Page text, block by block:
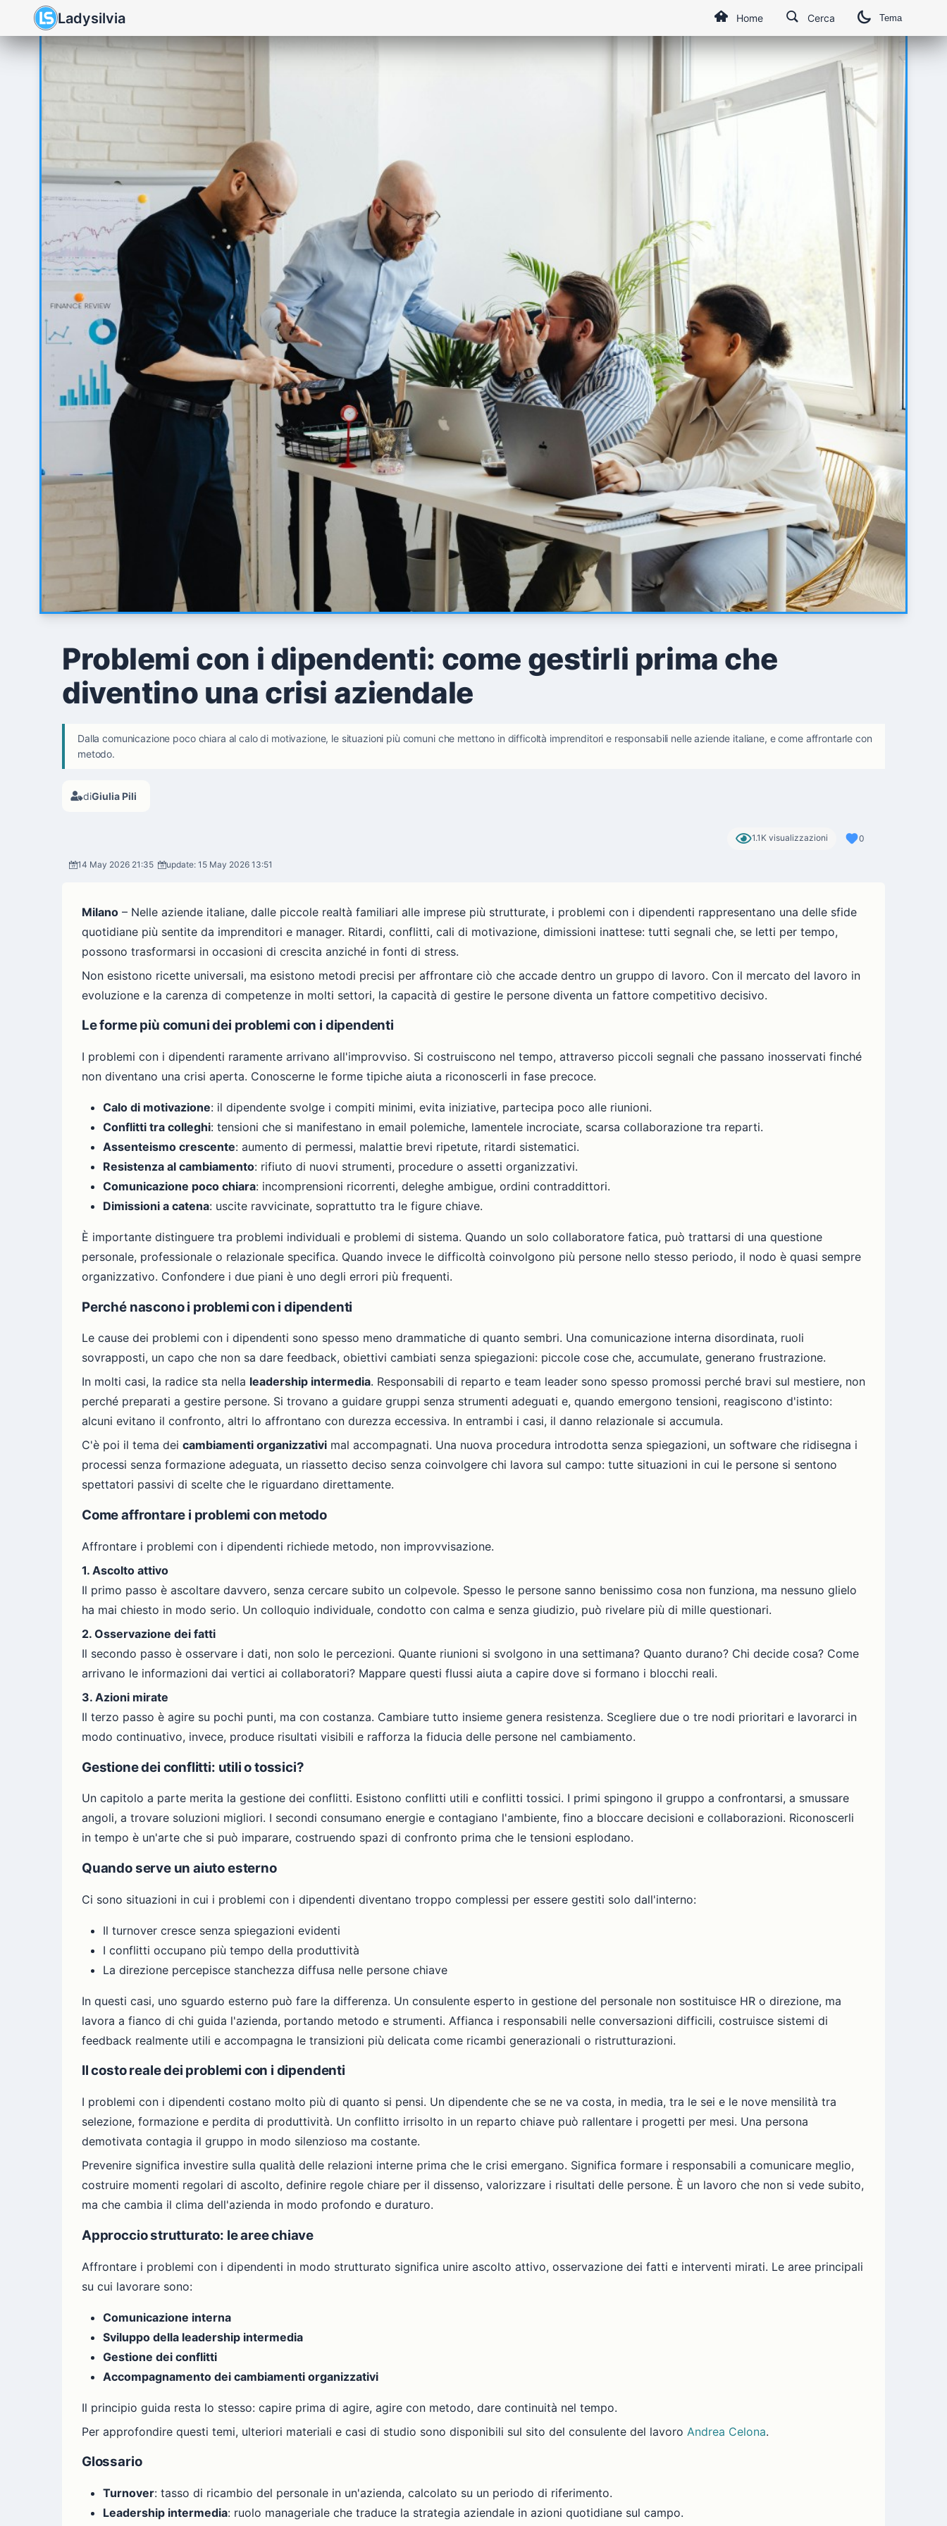
Ladysilvia Home Cerca Tema
Problemi con i dipendenti: come gestirli prima che
diventino una crisi aziendale
Dalla comunicazione poco chiara al calo di motivazione, le situazioni più comuni che mettono in difficoltà imprenditori e responsabili nelle aziende italiane, e come affrontarle con
metodo.
diGiulia Pili
1.1K visualizzazioni 0
14 May 2026 21:35 update: 15 May 2026 13:51
Milano – Nelle aziende italiane, dalle piccole realtà familiari alle imprese più strutturate, i problemi con i dipendenti rappresentano una delle sfide
quotidiane più sentite da imprenditori e manager. Ritardi, conflitti, cali di motivazione, dimissioni inattese: tutti segnali che, se letti per tempo,
possono trasformarsi in occasioni di crescita anziché in fonti di stress.
Non esistono ricette universali, ma esistono metodi precisi per affrontare ciò che accade dentro un gruppo di lavoro. Con il mercato del lavoro in
evoluzione e la carenza di competenze in molti settori, la capacità di gestire le persone diventa un fattore competitivo decisivo.
Le forme più comuni dei problemi con i dipendenti
I problemi con i dipendenti raramente arrivano all'improvviso. Si costruiscono nel tempo, attraverso piccoli segnali che passano inosservati finché
non diventano una crisi aperta. Conoscerne le forme tipiche aiuta a riconoscerli in fase precoce.
Calo di motivazione: il dipendente svolge i compiti minimi, evita iniziative, partecipa poco alle riunioni.
Conflitti tra colleghi: tensioni che si manifestano in email polemiche, lamentele incrociate, scarsa collaborazione tra reparti.
Assenteismo crescente: aumento di permessi, malattie brevi ripetute, ritardi sistematici.
Resistenza al cambiamento: rifiuto di nuovi strumenti, procedure o assetti organizzativi.
Comunicazione poco chiara: incomprensioni ricorrenti, deleghe ambigue, ordini contraddittori.
Dimissioni a catena: uscite ravvicinate, soprattutto tra le figure chiave.
È importante distinguere tra problemi individuali e problemi di sistema. Quando un solo collaboratore fatica, può trattarsi di una questione
personale, professionale o relazionale specifica. Quando invece le difficoltà coinvolgono più persone nello stesso periodo, il nodo è quasi sempre
organizzativo. Confondere i due piani è uno degli errori più frequenti.
Perché nascono i problemi con i dipendenti
Le cause dei problemi con i dipendenti sono spesso meno drammatiche di quanto sembri. Una comunicazione interna disordinata, ruoli
sovrapposti, un capo che non sa dare feedback, obiettivi cambiati senza spiegazioni: piccole cose che, accumulate, generano frustrazione.
In molti casi, la radice sta nella leadership intermedia. Responsabili di reparto e team leader sono spesso promossi perché bravi sul mestiere, non
perché preparati a gestire persone. Si trovano a guidare gruppi senza strumenti adeguati e, quando emergono tensioni, reagiscono d'istinto:
alcuni evitano il confronto, altri lo affrontano con durezza eccessiva. In entrambi i casi, il danno relazionale si accumula.
C'è poi il tema dei cambiamenti organizzativi mal accompagnati. Una nuova procedura introdotta senza spiegazioni, un software che ridisegna i
processi senza formazione adeguata, un riassetto deciso senza coinvolgere chi lavora sul campo: tutte situazioni in cui le persone si sentono
spettatori passivi di scelte che le riguardano direttamente.
Come affrontare i problemi con metodo
Affrontare i problemi con i dipendenti richiede metodo, non improvvisazione.
1. Ascolto attivo
Il primo passo è ascoltare davvero, senza cercare subito un colpevole. Spesso le persone sanno benissimo cosa non funziona, ma nessuno glielo
ha mai chiesto in modo serio. Un colloquio individuale, condotto con calma e senza giudizio, può rivelare più di mille questionari.
2. Osservazione dei fatti
Il secondo passo è osservare i dati, non solo le percezioni. Quante riunioni si svolgono in una settimana? Quanto durano? Chi decide cosa? Come
arrivano le informazioni dai vertici ai collaboratori? Mappare questi flussi aiuta a capire dove si formano i blocchi reali.
3. Azioni mirate
Il terzo passo è agire su pochi punti, ma con costanza. Cambiare tutto insieme genera resistenza. Scegliere due o tre nodi prioritari e lavorarci in
modo continuativo, invece, produce risultati visibili e rafforza la fiducia delle persone nel cambiamento.
Gestione dei conflitti: utili o tossici?
Un capitolo a parte merita la gestione dei conflitti. Esistono conflitti utili e conflitti tossici. I primi spingono il gruppo a confrontarsi, a smussare
angoli, a trovare soluzioni migliori. I secondi consumano energie e contagiano l'ambiente, fino a bloccare decisioni e collaborazioni. Riconoscerli
in tempo è un'arte che si può imparare, costruendo spazi di confronto prima che le tensioni esplodano.
Quando serve un aiuto esterno
Ci sono situazioni in cui i problemi con i dipendenti diventano troppo complessi per essere gestiti solo dall'interno:
Il turnover cresce senza spiegazioni evidenti
I conflitti occupano più tempo della produttività
La direzione percepisce stanchezza diffusa nelle persone chiave
In questi casi, uno sguardo esterno può fare la differenza. Un consulente esperto in gestione del personale non sostituisce HR o direzione, ma
lavora a fianco di chi guida l'azienda, portando metodo e strumenti. Affianca i responsabili nelle conversazioni difficili, costruisce sistemi di
feedback realmente utili e accompagna le transizioni più delicata come ricambi generazionali o ristrutturazioni.
Il costo reale dei problemi con i dipendenti
I problemi con i dipendenti costano molto più di quanto si pensi. Un dipendente che se ne va costa, in media, tra le sei e le nove mensilità tra
selezione, formazione e perdita di produttività. Un conflitto irrisolto in un reparto chiave può rallentare i progetti per mesi. Una persona
demotivata contagia il gruppo in modo silenzioso ma costante.
Prevenire significa investire sulla qualità delle relazioni interne prima che le crisi emergano. Significa formare i responsabili a comunicare meglio,
costruire momenti regolari di ascolto, definire regole chiare per il dissenso, valorizzare i risultati delle persone. È un lavoro che non si vede subito,
ma che cambia il clima dell'azienda in modo profondo e duraturo.
Approccio strutturato: le aree chiave
Affrontare i problemi con i dipendenti in modo strutturato significa unire ascolto attivo, osservazione dei fatti e interventi mirati. Le aree principali
su cui lavorare sono:
Comunicazione interna
Sviluppo della leadership intermedia
Gestione dei conflitti
Accompagnamento dei cambiamenti organizzativi
Il principio guida resta lo stesso: capire prima di agire, agire con metodo, dare continuità nel tempo.
Per approfondire questi temi, ulteriori materiali e casi di studio sono disponibili sul sito del consulente del lavoro Andrea Celona.
Glossario
Turnover: tasso di ricambio del personale in un'azienda, calcolato su un periodo di riferimento.
Leadership intermedia: ruolo manageriale che traduce la strategia aziendale in azioni quotidiane sul campo.